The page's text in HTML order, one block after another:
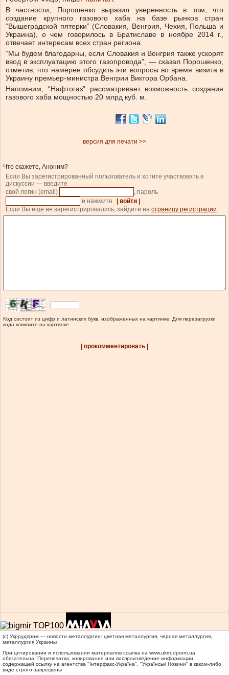
В частности, Порошенко выразил уверенность в том, что
создание крупного газового хаба на базе рынков стран
“Вышеградской пятерки” (Словакия, Венгрия, Чехия, Польша и
Украина), о чем говорилось в Братиславе в ноябре 2014 г.,
отвечает интересам всех стран региона.
“Мы будем благодарны, если Словакия и Венгрия также ускорят
ввод в эксплуатацию этого газопровода”, — сказал Порошенко,
отметив, что намерен обсудить эти вопросы во время визита в
Украину премьер-министра Венгрии Виктора Орбана.
Напомним, “Нафтогаз” рассматривает возможность создания
газового хаба мощностью 20 млрд куб. м.
версия для печати >>
Что скажете, Аноним?
Если Вы зарегистрированный пользователь и хотите участвовать в
дискуссии — введите
свой логин (email)
, пароль
и нажмите
| войти |
.
Если Вы еще не зарегистрировались, зайдите на страницу регистрации.
Код состоит из цифр и латинских букв, изображенных на картинке. Для перезагрузки
кода кликните на картинке.
| прокомментировать |
(c) Укррудпром — новости металлургии: цветная металлургия, черная металлургия,
металлургия Украины
При цитировании и использовании материалов ссылка на www.ukrrudprom.ua
обязательна. Перепечатка, копирование или воспроизведение информации,
содержащей ссылку на агентства "Iнтерфакс-Україна", "Українськi Новини" в каком-либо
виде строго запрещены